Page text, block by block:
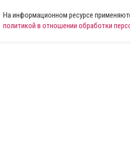
На информационном ресурсе
политикой в отношении обработки